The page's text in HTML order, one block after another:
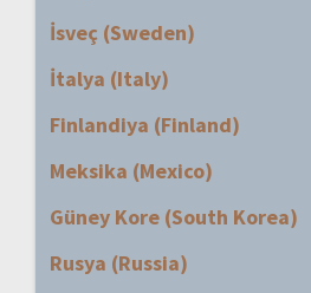
İsveç (Sweden)
İtalya (Italy)
Finlandiya (Finland)
Meksika (Mexico)
Güney Kore (South Korea)
Rusya (Russia)